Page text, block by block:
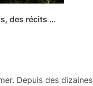
des récits …
Depuis des dizaines